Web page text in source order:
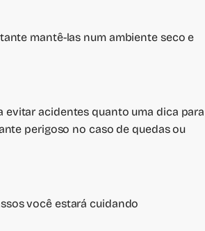
mantê-las num ambiente seco e
evitar acidentes quanto uma dica para
perigoso no caso de quedas ou
você estará cuidando